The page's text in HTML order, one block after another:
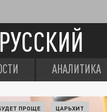
АНАЛИТИКА
ПРОЩЕ ЦАРЬХИТ